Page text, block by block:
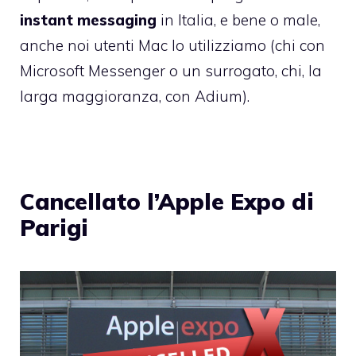
instant messaging in Italia, e bene o male,
anche noi utenti Mac lo utilizziamo (chi con
Microsoft Messenger o un surrogato, chi, la
larga maggioranza, con Adium).
Cancellato l’Apple Expo di
Parigi